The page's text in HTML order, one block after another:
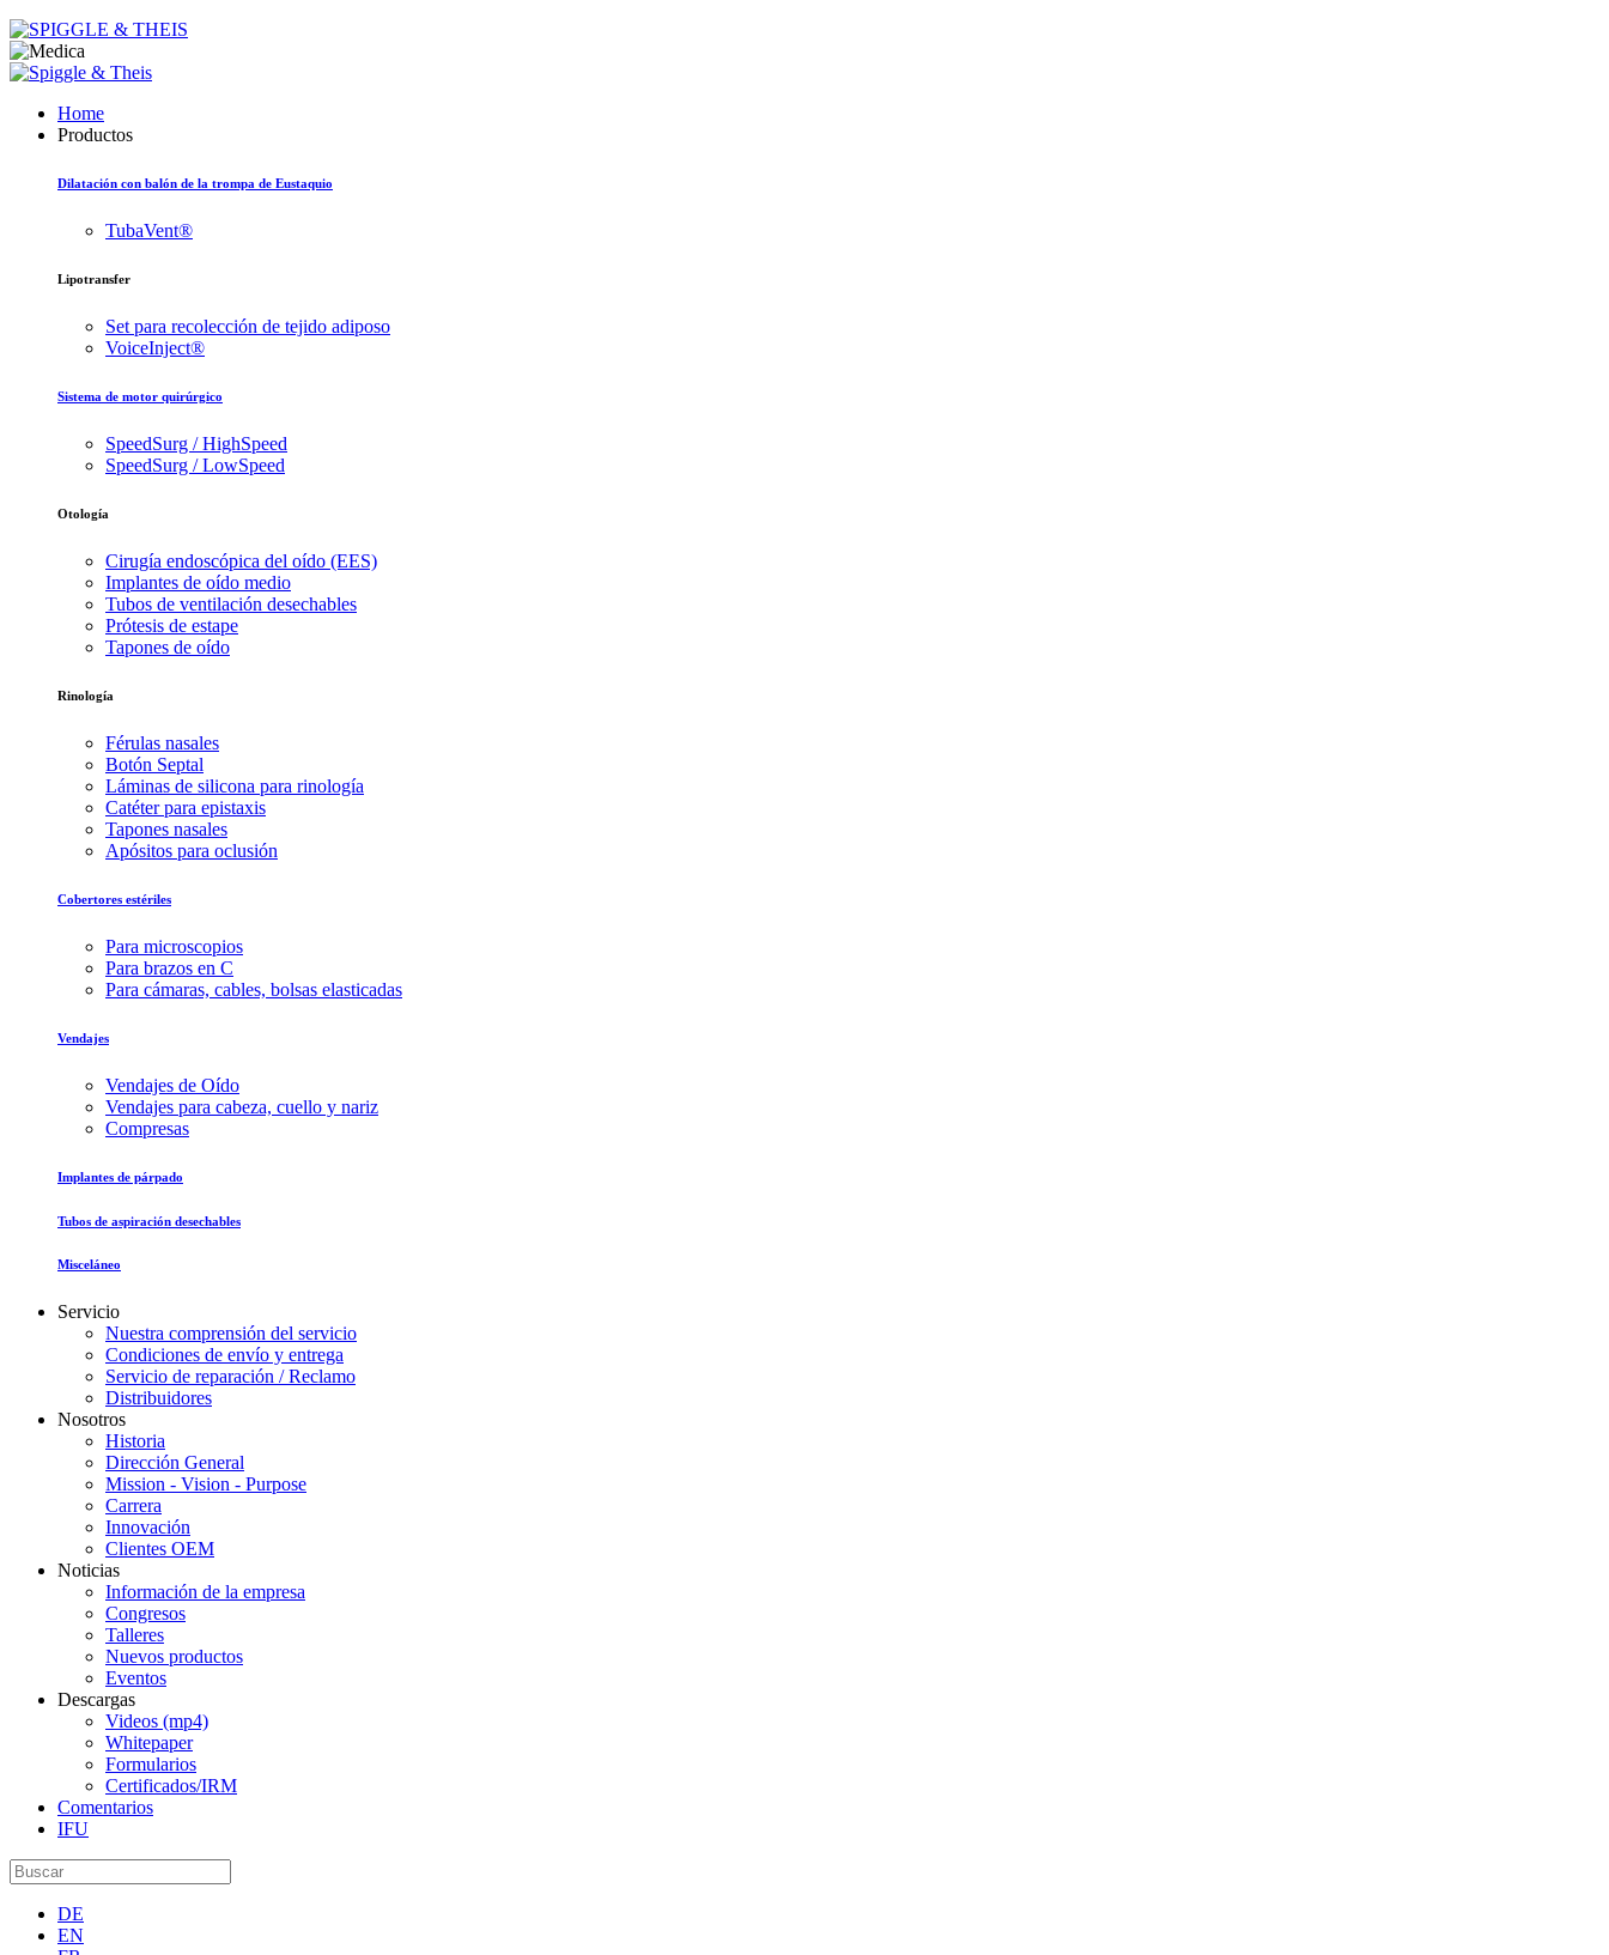
Home
Productos
Dilatación con balón de la trompa de Eustaquio
TubaVent®
Lipotransfer
Set para recolección de tejido adiposo
VoiceInject®
Sistema de motor quirúrgico
SpeedSurg / HighSpeed
SpeedSurg / LowSpeed
Otología
Cirugía endoscópica del oído (EES)
Implantes de oído medio
Tubos de ventilación desechables
Prótesis de estape
Tapones de oído
Rinología
Férulas nasales
Botón Septal
Láminas de silicona para rinología
Catéter para epistaxis
Tapones nasales
Apósitos para oclusión
Cobertores estériles
Para microscopios
Para brazos en C
Para cámaras, cables, bolsas elasticadas
Vendajes
Vendajes de Oído
Vendajes para cabeza, cuello y nariz
Compresas
Implantes de párpado
Tubos de aspiración desechables
Misceláneo
Servicio
Nuestra comprensión del servicio
Condiciones de envío y entrega
Servicio de reparación / Reclamo
Distribuidores
Nosotros
Historia
Dirección General
Mission - Vision - Purpose
Carrera
Innovación
Clientes OEM
Noticias
Información de la empresa
Congresos
Talleres
Nuevos productos
Eventos
Descargas
Videos (mp4)
Whitepaper
Formularios
Certificados/IRM
Comentarios
IFU
DE
EN